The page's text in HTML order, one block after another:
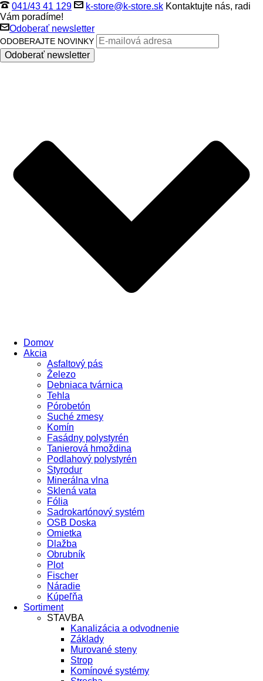
041/43 41 129 k-store@k-store.sk Kontaktujte nás, radi
Vám poradíme!
Odoberať newsletter
ODOBERAJTE NOVINKY
Domov
Akcia
Asfaltový pás
Železo
Debniaca tvárnica
Tehla
Pórobetón
Suché zmesy
Komín
Fasádny polystyrén
Tanierová hmoždina
Podlahový polystyrén
Styrodur
Minerálna vlna
Sklená vata
Fólia
Sadrokartónový systém
OSB Doska
Omietka
Dlažba
Obrubník
Plot
Fischer
Náradie
Kúpeľňa
Sortiment
STAVBA
Kanalizácia a odvodnenie
Základy
Murované steny
Strop
Komínové systémy